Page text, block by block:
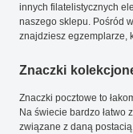
innych filatelistycznych
naszego sklepu. Pośród
znajdziesz egzemplarze,
Znaczki
Znaczki pocztowe to
Na świecie bardzo łatwo
związane z daną